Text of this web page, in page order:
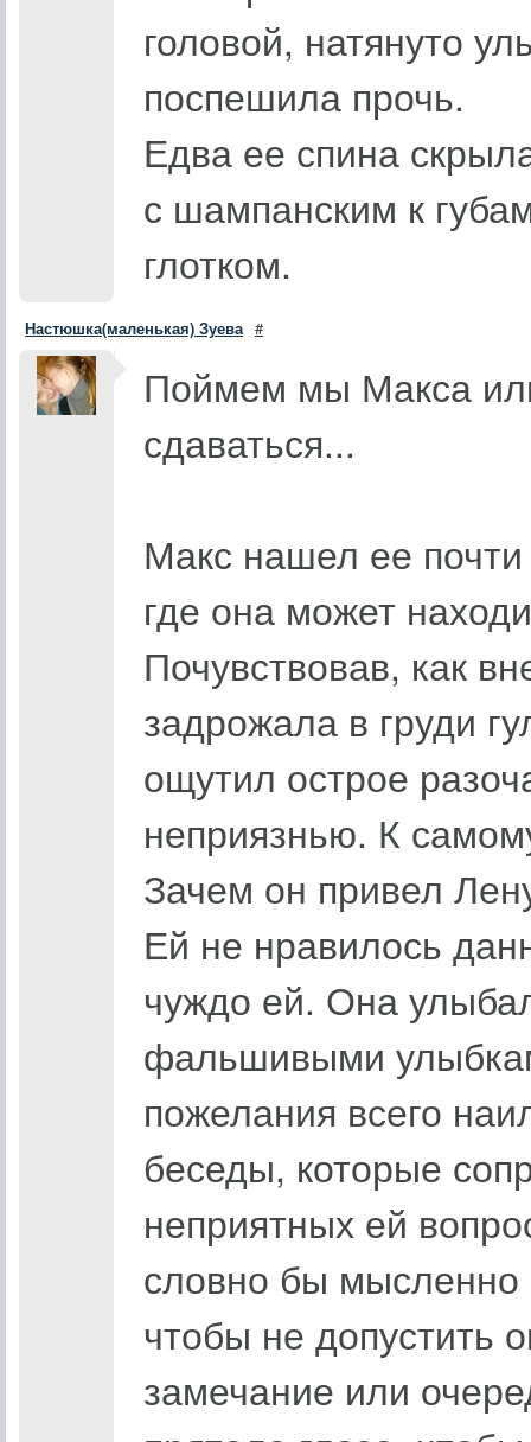
головой, натянуто
поспешила прочь.
Едва ее спина
с шампанским к
глотком.
Настюшка(маленькая) Зуева #
Поймем мы Макса
сдаваться...
Макс нашел ее
где она может
Почувствовав, как
задрожала в груди
ощутил острое
неприязнью. К
Зачем он привел
Ей не нравилось
чуждо ей. Она
фальшивыми
пожелания всего
беседы, которые
неприятных ей
словно бы мысленно
чтобы не допустить
замечание или